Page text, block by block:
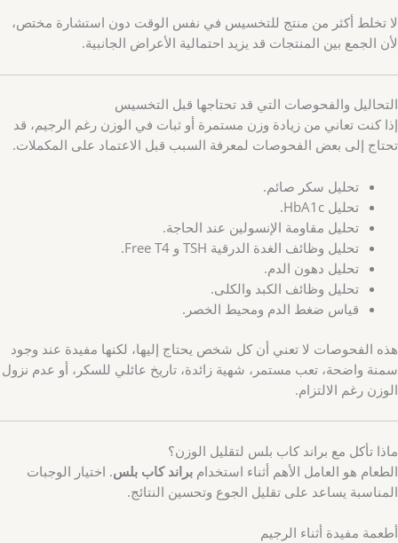
لا تخلط أكثر من منتج للتخسيس في نفس الوقت دون استشارة مختص،
لأن الجمع بين المنتجات قد يزيد احتمالية الأعراض الجانبية.
التحاليل والفحوصات التي قد تحتاجها قبل التخسيس
إذا كنت تعاني من زيادة وزن مستمرة أو ثبات في الوزن رغم الرجيم، قد
تحتاج إلى بعض الفحوصات لمعرفة السبب قبل الاعتماد على المكملات.
تحليل سكر صائم.
تحليل HbA1c.
تحليل مقاومة الإنسولين عند الحاجة.
تحليل وظائف الغدة الدرقية TSH و Free T4.
تحليل دهون الدم.
تحليل وظائف الكبد والكلى.
قياس ضغط الدم ومحيط الخصر.
هذه الفحوصات لا تعني أن كل شخص يحتاج إليها، لكنها مفيدة عند وجود
سمنة واضحة، تعب مستمر، شهية زائدة، تاريخ عائلي للسكر، أو عدم نزول
الوزن رغم الالتزام.
ماذا تأكل مع براند كاب بلس لتقليل الوزن؟
الطعام هو العامل الأهم أثناء استخدام براند كاب بلس. اختيار الوجبات
المناسبة يساعد على تقليل الجوع وتحسين النتائج.
أطعمة مفيدة أثناء الرجيم